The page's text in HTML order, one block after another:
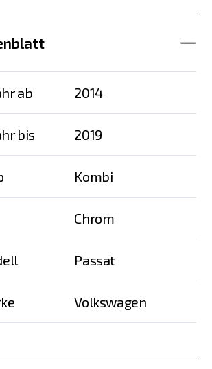
ab 2014
bis 2019
Kombi
Chrom
Passat
Volkswagen